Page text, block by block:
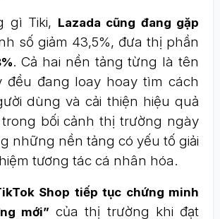
gì Tiki, Lazada cũng đang gặp
số giảm 43,5%, đưa thị phần
. Cả hai nền tảng từng là tên
đều đang loay hoay tìm cách
dùng và cải thiện hiệu quả
bối cảnh thị trường ngày
những nền tảng có yếu tố giải
tương tác cá nhân hóa.
Shop tiếp tục chứng minh
mới” của thị trường khi đạt